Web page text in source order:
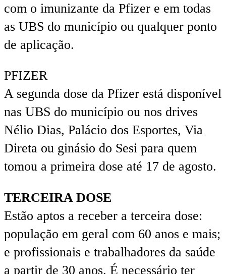
com o imunizante da Pfizer e em todas
as UBS do município ou qualquer ponto
de aplicação.
PFIZER
A segunda dose da Pfizer está disponível
nas UBS do município ou nos drives
Nélio Dias, Palácio dos Esportes, Via
Direta ou ginásio do Sesi para quem
tomou a primeira dose até 17 de agosto.
TERCEIRA DOSE
Estão aptos a receber a terceira dose:
população em geral com 60 anos e mais;
e profissionais e trabalhadores da saúde
a partir de 30 anos. É necessário ter